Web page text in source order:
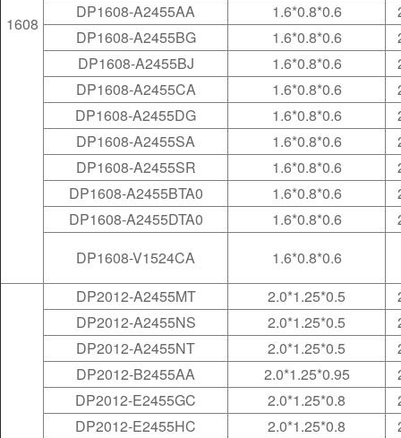
1608
DP1608-A2455AA
1.6*0.8*0.6
DP1608-A2455BG
1.6*0.8*0.6
DP1608-A2455BJ
1.6*0.8*0.6
DP1608-A2455CA
1.6*0.8*0.6
DP1608-A2455DG
1.6*0.8*0.6
DP1608-A2455SA
1.6*0.8*0.6
DP1608-A2455SR
1.6*0.8*0.6
DP1608-A2455BTA0
1.6*0.8*0.6
DP1608-A2455DTA0
1.6*0.8*0.6
DP1608-V1524CA
1.6*0.8*0.6
DP2012-A2455MT 2.0*1.25*0.5
DP2012-A2455NS
2.0*1.25*0.5
DP2012-A2455NT
2.0*1.25*0.5
DP2012-B2455AA
2.0*1.25*0.95
DP2012-E2455GC
2.0*1.25*0.8
DP2012-E2455HC
2.0*1.25*0.8